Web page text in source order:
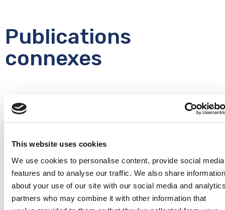
This website uses cookies
We use cookies to personalise content, provide social media
features and to analyse our traffic. We also share information
about your use of our site with our social media and
partners who may combine it with other information that
Publications
connexes
determinants of sleep health among
middle-aged and older adults in the
Canadian Longitudinal Study on
Aging
Sommeil, déterminants sociaux et iniquités